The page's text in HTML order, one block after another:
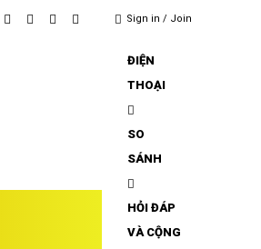
Sign in / Join
ĐIỆN
THOẠI
SO
SÁNH
HỎI ĐÁP
VÀ CỘNG